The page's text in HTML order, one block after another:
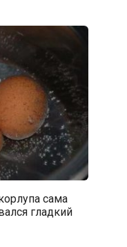
сама
гладкий